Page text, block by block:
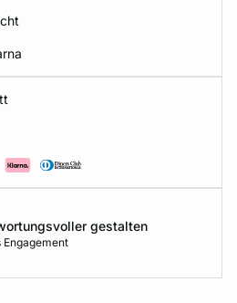
gestalten